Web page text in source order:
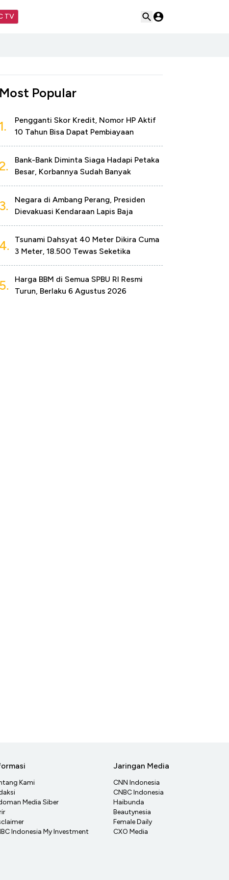
TV
Most Popular
1.
Pengganti Skor Kredit, Nomor HP Aktif
10 Tahun Bisa Dapat Pembiayaan
Bank-Bank Diminta Siaga Hadapi Petaka
Besar, Korbannya Sudah Banyak
3.
Negara di Ambang Perang, Presiden
Dievakuasi Kendaraan Lapis Baja
4.
Tsunami Dahsyat 40 Meter Dikira Cuma
3 Meter, 18.500 Tewas Seketika
5.
Harga BBM di Semua SPBU RI Resmi
Turun, Berlaku 6 Agustus 2026
Kami
Media Siber
Indonesia My Investment
Jaringan Media
CNN Indonesia
CNBC Indonesia
Haibunda
Beautynesia
Female Daily
CXO Media